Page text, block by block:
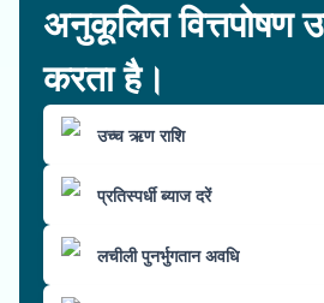
अनुकूलित वित्तपोषण
करता है।
उच्च ऋण राशि
प्रतिस्पर्धी ब्याज दरें
लचीली पुनर्भुगतान अवधि